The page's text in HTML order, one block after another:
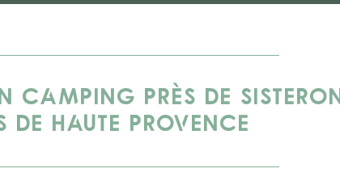
CAMPING PRÈS DE SISTERON
DE HAUTE PROVENCE